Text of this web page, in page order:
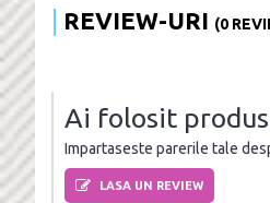
REVIEW-URI (0
Ai folosit
Impartaseste parerile tale
LASA UN REVIEW